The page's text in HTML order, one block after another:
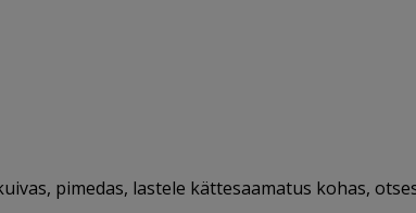
pimedas, lastele kättesaamatus kohas,